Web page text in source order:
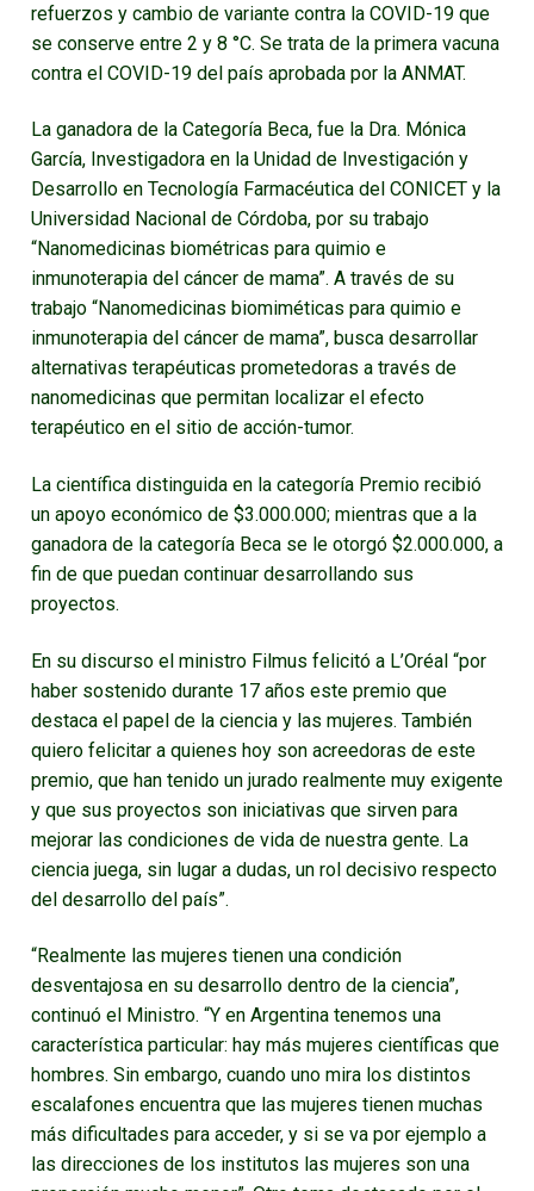
refuerzos y cambio de variante contra la COVID-19 que
se conserve entre 2 y 8 °C. Se trata de la primera vacuna
contra el COVID-19 del país aprobada por la ANMAT.
La ganadora de la Categoría Beca, fue la Dra. Mónica
García, Investigadora en la Unidad de Investigación y
Desarrollo en Tecnología Farmacéutica del CONICET y la
Universidad Nacional de Córdoba, por su trabajo
“Nanomedicinas biométricas para quimio e
inmunoterapia del cáncer de mama”. A través de su
trabajo “Nanomedicinas biomiméticas para quimio e
inmunoterapia del cáncer de mama”, busca desarrollar
alternativas terapéuticas prometedoras a través de
nanomedicinas que permitan localizar el efecto
terapéutico en el sitio de acción-tumor.
La científica distinguida en la categoría Premio recibió
un apoyo económico de $3.000.000; mientras que a la
ganadora de la categoría Beca se le otorgó $2.000.000, a
fin de que puedan continuar desarrollando sus
proyectos.
En su discurso el ministro Filmus felicitó a L’Oréal “por
haber sostenido durante 17 años este premio que
destaca el papel de la ciencia y las mujeres. También
quiero felicitar a quienes hoy son acreedoras de este
premio, que han tenido un jurado realmente muy exigente
y que sus proyectos son iniciativas que sirven para
mejorar las condiciones de vida de nuestra gente. La
ciencia juega, sin lugar a dudas, un rol decisivo respecto
del desarrollo del país”.
“Realmente las mujeres tienen una condición
desventajosa en su desarrollo dentro de la ciencia”,
continuó el Ministro. “Y en Argentina tenemos una
característica particular: hay más mujeres científicas que
hombres. Sin embargo, cuando uno mira los distintos
escalafones encuentra que las mujeres tienen muchas
más dificultades para acceder, y si se va por ejemplo a
las direcciones de los institutos las mujeres son una